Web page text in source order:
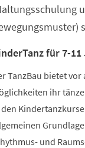
für 7-
TanzBau bietet
ihr
den
und